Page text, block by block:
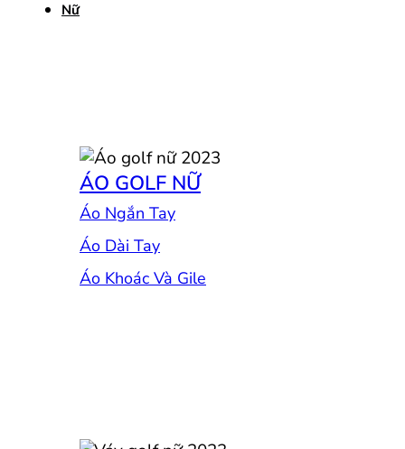
Nữ
ÁO GOLF NỮ
Áo Ngắn Tay
Áo Dài Tay
Áo Khoác Và Gile